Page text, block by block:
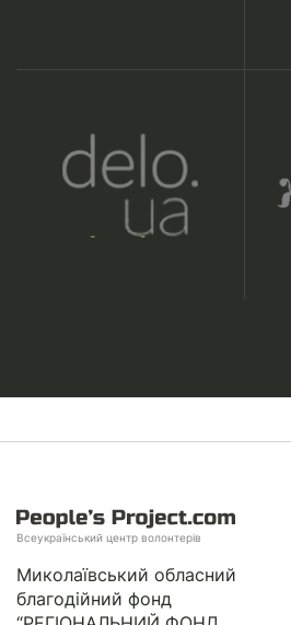
Всеукраїнський центр волонтерів
Миколаївський обласний
благодійний фонд